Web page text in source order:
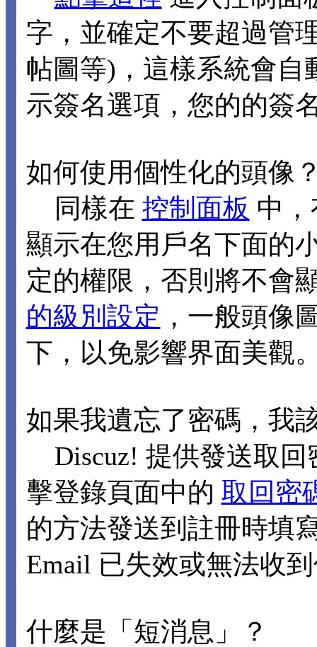
字，並確定不要超過管
帖圖等)，這樣系統會自
示簽名選項，您的的簽
如何使用個性化的頭像
同樣在 控制面板 中
顯示在您用戶名下面的
定的權限，否則將不會
的級別設定 ，一般頭像
下，以免影響界面美觀
如果我遺忘了密碼，我
Discuz! 提供發送取回
擊登錄頁面中的 取回密
的方法發送到註冊時填
Email 已失效或無法收
什麼是「短消息」？